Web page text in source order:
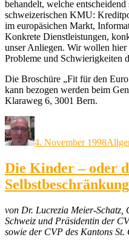
behandelt, welche
schweizerischen KMU:
im europäsichen Markt,
Konkrete Dienstleistungen,
unser Anliegen. Wir wollen hier
Probleme und Schwierigkeiten
Die Broschüre „Fit für den
kann bezogen werden beim
Klaraweg 6, 3001 Bern.
Autor
Veröffentlicht
am
4. November 1998
Die Kinder – oder
von Dr. Lucrezia Meier-
Schweiz und Präsidentin der
sowie der CVP des Kantons St.